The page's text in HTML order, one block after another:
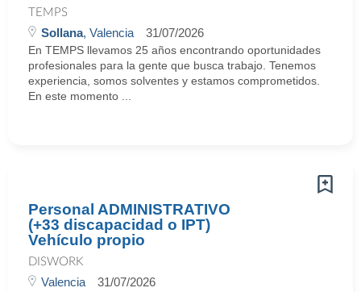
TEMPS
Sollana, Valencia 31/07/2026
En TEMPS llevamos 25 años encontrando oportunidades
profesionales para la gente que busca trabajo. Tenemos
experiencia, somos solventes y estamos comprometidos.
En este momento ...
Personal ADMINISTRATIVO
(+33 discapacidad o IPT)
Vehículo propio
DISWORK
Valencia 31/07/2026